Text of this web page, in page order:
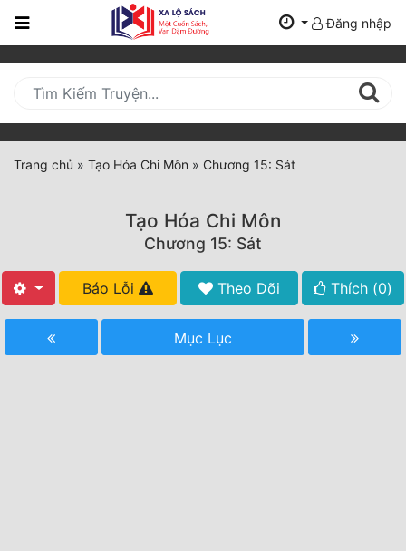
Trang
Mới
Cập
Nhật
(current)
Tất Cả
Đăng nhập
Trang chủ » Tạo Hóa Chi Môn » Chương 15: Sát
Tạo Hóa Chi Môn
Chương 15: Sát
Báo Lỗi Theo Dõi Thích (0)
Mục Lục